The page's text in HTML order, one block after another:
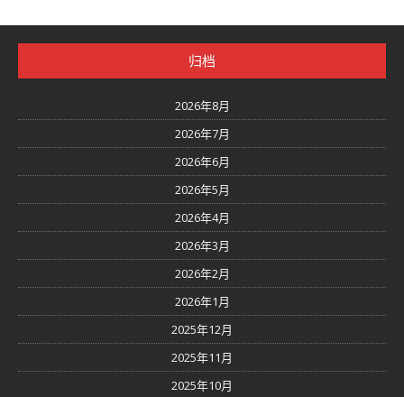
归档
2026年8月
2026年7月
2026年6月
2026年5月
2026年4月
2026年3月
2026年2月
2026年1月
2025年12月
2025年11月
2025年10月